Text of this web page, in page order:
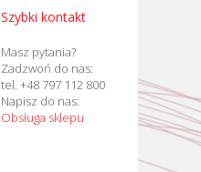
Szybki kontakt
Masz pytania?
Zadzwoń do nas:
tel. +48 797 112 800
Napisz do nas:
Obsługa sklepu